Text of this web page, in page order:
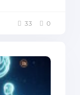
33 0